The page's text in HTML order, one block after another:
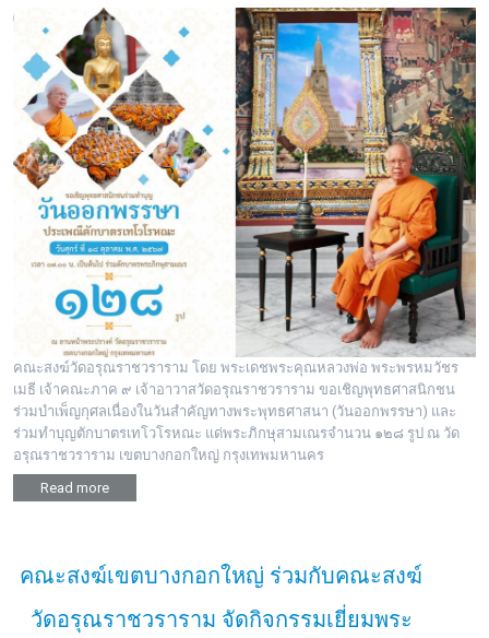
คณะสงฆ์วัดอรุณราชวราราม โดย พระเดชพระคุณหลวงพ่อ พระพรหมวัชร
เมธี เจ้าคณะภาค ๙ เจ้าอาวาสวัดอรุณราชวราราม ขอเชิญพุทธศาสนิกชน
ร่วมบำเพ็ญกุศลเนื่องในวันสำคัญทางพระพุทธศาสนา (วันออกพรรษา) และ
ร่วมทำบุญตักบาตรเทโวโรหณะ แด่พระภิกษุสามเณรจำนวน ๑๒๘ รูป ณ วัด
อรุณราชวราราม เขตบางกอกใหญ่ กรุงเทพมหานคร
Read more
คณะสงฆ์เขตบางกอกใหญ่ ร่วมกับคณะสงฆ์
วัดอรุณราชวราราม จัดกิจกรรมเยี่ยมพระ